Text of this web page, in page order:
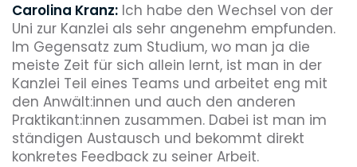
Carolina Kranz: Ich habe den Wechsel von der
Uni zur Kanzlei als sehr angenehm empfunden.
Im Gegensatz zum Studium, wo man ja die
meiste Zeit für sich allein lernt, ist man in der
Kanzlei Teil eines Teams und arbeitet eng mit
den Anwält:innen und auch den anderen
Praktikant:innen zusammen. Dabei ist man im
ständigen Austausch und bekommt direkt
konkretes Feedback zu seiner Arbeit.